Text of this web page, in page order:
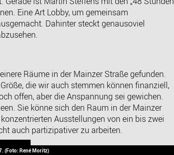
Eine Art Lobby, um gemeinsam
Dahinter steckt genausoviel
Räume in der Mainzer Straße gefunden.
die wir auch stemmen können finanziell,
offen, aber die Anspannung sei gewichen.
Sie könne sich den Raum in der Mainzer
Ausstellungen von ein bis zwei
auch partizipativer zu arbeiten.
(Foto: René Moritz)